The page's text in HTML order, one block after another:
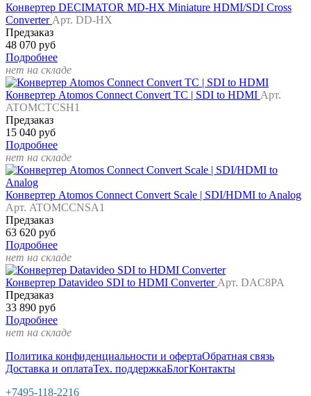
Конвертер DECIMATOR MD-HX Miniature HDMI/SDI Cross
Converter Арт. DD-HX
Предзаказ
48 070 руб
Подробнее
нет на складе
Конвертер Atomos Connect Convert TC | SDI to HDMI Арт.
ATOMCTCSH1
Предзаказ
15 040 руб
Подробнее
нет на складе
Конвертер Atomos Connect Convert Scale | SDI/HDMI to Analog
Арт. ATOMCCNSA1
Предзаказ
63 620 руб
Подробнее
нет на складе
Конвертер Datavideo SDI to HDMI Converter Арт. DAC8PA
Предзаказ
33 890 руб
Подробнее
нет на складе
Политика конфиденциальности и офертаОбратная связь
Доставка и оплатаТех. поддержкаБлогКонтакты
+7495-118-2216